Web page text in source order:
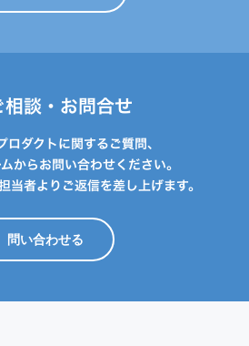
相談・お問合せ
ロダクトに関するご質問、
からお問い合わせください。
者よりご返信を差し上げます。
問い合わせる